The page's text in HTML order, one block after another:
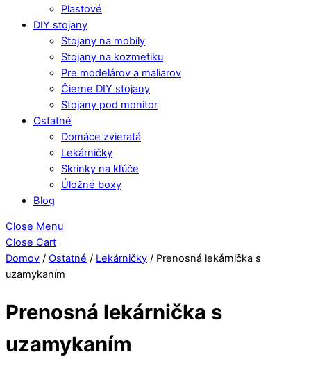
Plastové
DIY stojany
Stojany na mobily
Stojany na kozmetiku
Pre modelárov a maliarov
Čierne DIY stojany
Stojany pod monitor
Ostatné
Domáce zvieratá
Lekárničky
Skrinky na kľúče
Úložné boxy
Blog
Close Menu
Close Cart
Domov / Ostatné / Lekárničky / Prenosná lekárnička s
uzamykaním
Prenosná lekárnička s
uzamykaním